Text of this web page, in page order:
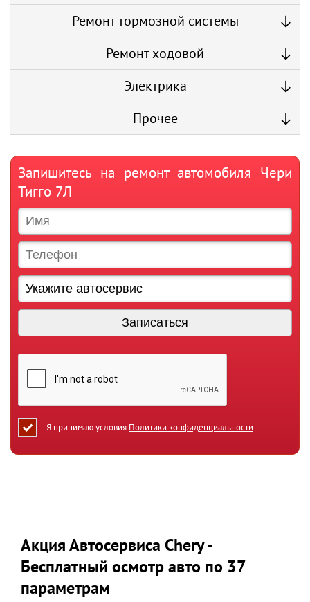
Ремонт тормозной системы
Ремонт ходовой
Электрика
Прочее
Запишитесь на ремонт автомобиля Чери
Тигго 7Л
Я принимаю условия Политики конфиденциальности
Акция Автосервиса Chery -
Бесплатный осмотр авто по 37
параметрам